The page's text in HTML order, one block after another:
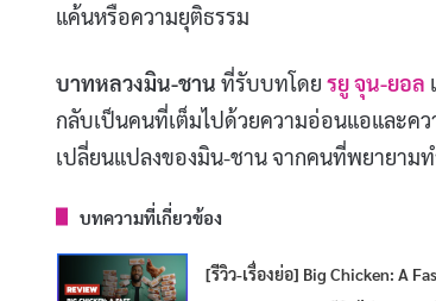
แค้นหรือความยุติธรรม
บาทหลวงมิน-ชาน ที่รับบทโดย รยู จุน-ยอล
กลับเป็นคนที่เต็มไปด้วยความอ่อนแอและค
เปลี่ยนแปลงของมิน-ชาน จากคนที่พยายาม
บทความที่เกี่ยวข้อง
[รีวิว-เรื่องย่อ] Big Chicken: A